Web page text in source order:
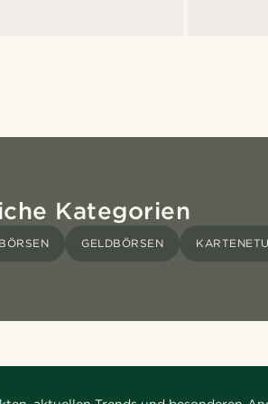
Kategorien
GELDBÖRSEN